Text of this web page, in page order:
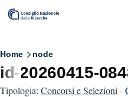
Skip to main content
Breadcrumb
Home node
id-20260415-
Tipologia: Concorsi e Selezioni -